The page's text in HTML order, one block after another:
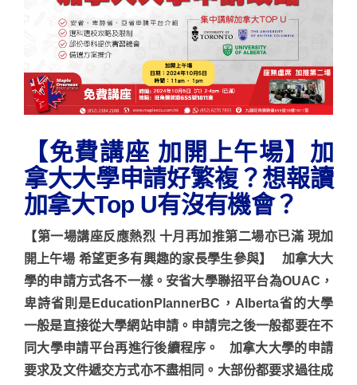
【免費講座 加開上午場】加
拿大大學申請好繁複？想報讀
加拿大Top U有沒有機會？
【第一場講座反應熱烈 十月再加推第二場亦已滿 現加
開上午場 希望更多有興趣的家長學生參與】 加拿大大
學的申請方式各不一樣。安省大學聯招平台為OUAC，
卑詩省則是EducationPlannerBC，Alberta省的大學
一般是直接從大學網站申請。申請完之後一般都要在不
同大學申請平台再進行後續程序。 加拿大大學的申請
要求及文件遞交方式亦不盡相同。大部份都要求過往成